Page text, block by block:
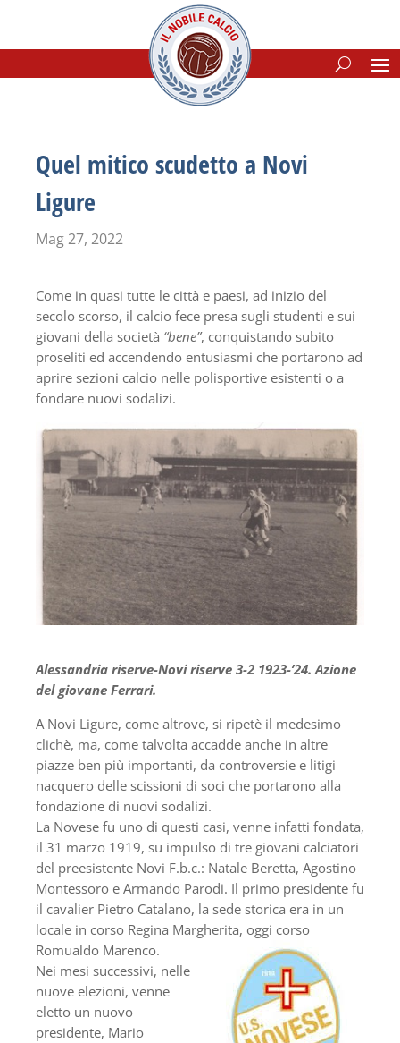
Quel mitico scudetto a Novi
Ligure
Mag 27, 2022
Come in quasi tutte le città e paesi, ad inizio del
secolo scorso, il calcio fece presa sugli studenti e sui
giovani della società “bene”, conquistando subito
proseliti ed accendendo entusiasmi che portarono ad
aprire sezioni calcio nelle polisportive esistenti o a
fondare nuovi sodalizi.
Alessandria riserve-Novi riserve 3-2 1923-’24.Azione
del giovane Ferrari.
A Novi Ligure, come altrove, si ripetè il medesimo
clichè, ma, come talvolta accadde anche in altre
piazze ben più importanti, da controversie e litigi
nacquero delle scissioni di soci che portarono alla
fondazione di nuovi sodalizi.
La Novese fu uno di questi casi, venne infatti fondata,
il 31 marzo 1919, su impulso di tre giovani calciatori
del preesistente Novi F.b.c.: Natale Beretta, Agostino
Montessoro e Armando Parodi. Il primo presidente fu
il cavalier Pietro Catalano, la sede storica era in un
locale in corso Regina Margherita, oggi corso
Romualdo Marenco.
Nei mesi successivi, nelle
nuove elezioni, venne
eletto un nuovo
presidente, Mario